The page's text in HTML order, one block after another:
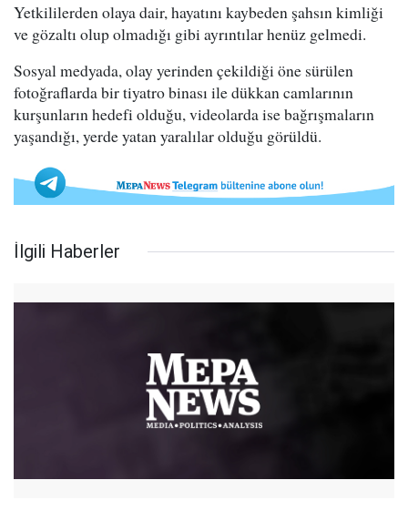
Yetkililerden olaya dair, hayatını kaybeden şahsın kimliği
ve gözaltı olup olmadığı gibi ayrıntılar henüz gelmedi.
Sosyal medyada, olay yerinden çekildiği öne sürülen
fotoğraflarda bir tiyatro binası ile dükkan camlarının
kurşunların hedefi olduğu, videolarda ise bağrışmaların
yaşandığı, yerde yatan yaralılar olduğu görüldü.
İlgili Haberler